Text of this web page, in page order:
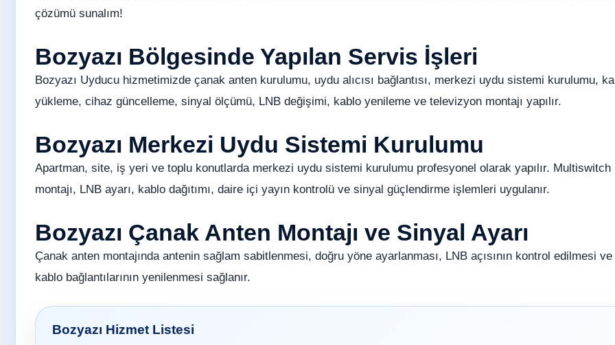
çözümü sunalım!
Bozyazı Bölgesinde Yapılan Servis İşleri
Bozyazı Uyducu hizmetimizde çanak anten kurulumu, uydu alıcısı bağlantısı, merkezi uydu sistemi kurulumu,
yükleme, cihaz güncelleme, sinyal ölçümü, LNB değişimi, kablo yenileme ve televizyon montajı yapılır.
Bozyazı Merkezi Uydu Sistemi Kurulumu
Apartman, site, iş yeri ve toplu konutlarda merkezi uydu sistemi kurulumu profesyonel olarak yapılır. Multiswitch
montajı, LNB ayarı, kablo dağıtımı, daire içi yayın kontrolü ve sinyal güçlendirme işlemleri uygulanır.
Bozyazı Çanak Anten Montajı ve Sinyal Ayarı
Çanak anten montajında antenin sağlam sabitlenmesi, doğru yöne ayarlanması, LNB açısının kontrol edilmesi ve
kablo bağlantılarının yenilenmesi sağlanır.
Bozyazı Hizmet Listesi